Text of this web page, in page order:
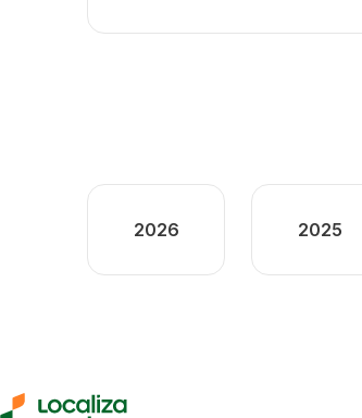
2026 2025